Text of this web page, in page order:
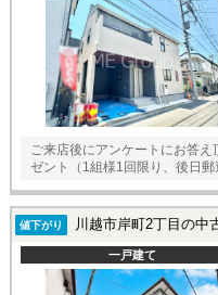
ご来店後にアンケートにお答
ゼント（1組様1回限り、後日郵
値下がり 川越市岸町2丁目の中
一戸建て